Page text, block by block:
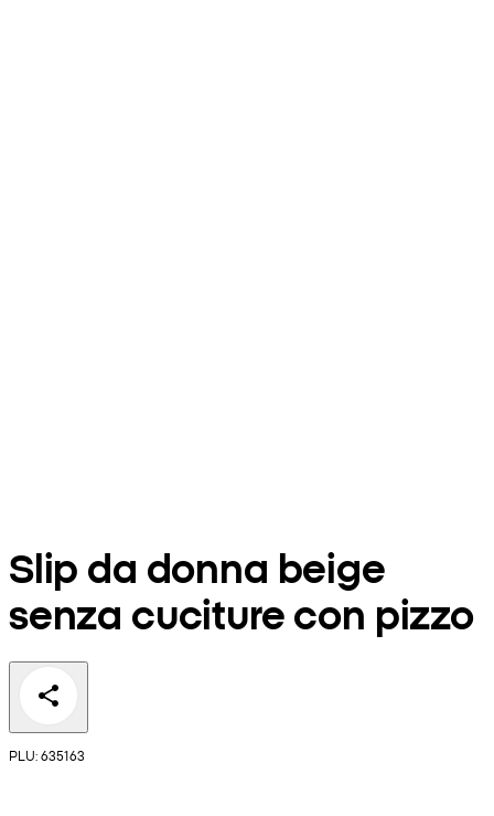
Slip da donna beige
senza cuciture con pizzo
PLU: 635163